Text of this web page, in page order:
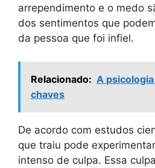
arrependimento e o medo
dos sentimentos que
da pessoa que foi infiel.
Relacionado: A
chaves
De acordo com estudos
que traiu pode
intenso de culpa. Essa